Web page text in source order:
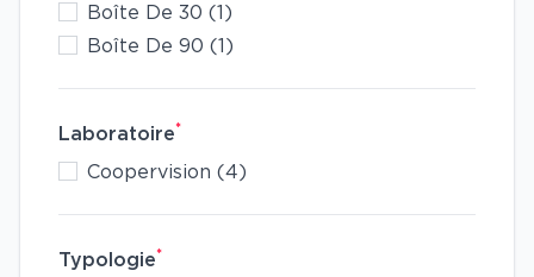
Boîte De 30 (1)
Boîte De 90 (1)
Laboratoire*
Coopervision (4)
Typologie*